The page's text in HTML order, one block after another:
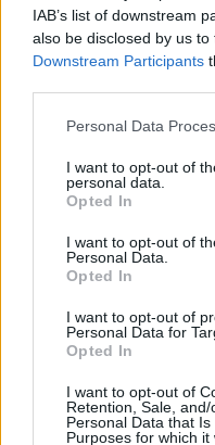
IAB’s list of downstream
also be disclosed by us
Downstream Participants
Personal Data
I want to opt-out of
personal data.
Opted In
I want to opt-out of
Personal Data.
Opted In
I want to opt-out of
Personal Data for
Opted In
I want to opt-out of
Retention, Sale,
Personal Data that
Purposes for which it